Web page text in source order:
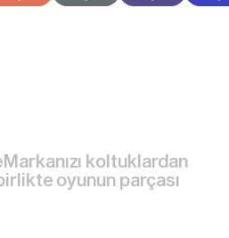
Markanızı koltuklardan
irlikte oyunun parçası